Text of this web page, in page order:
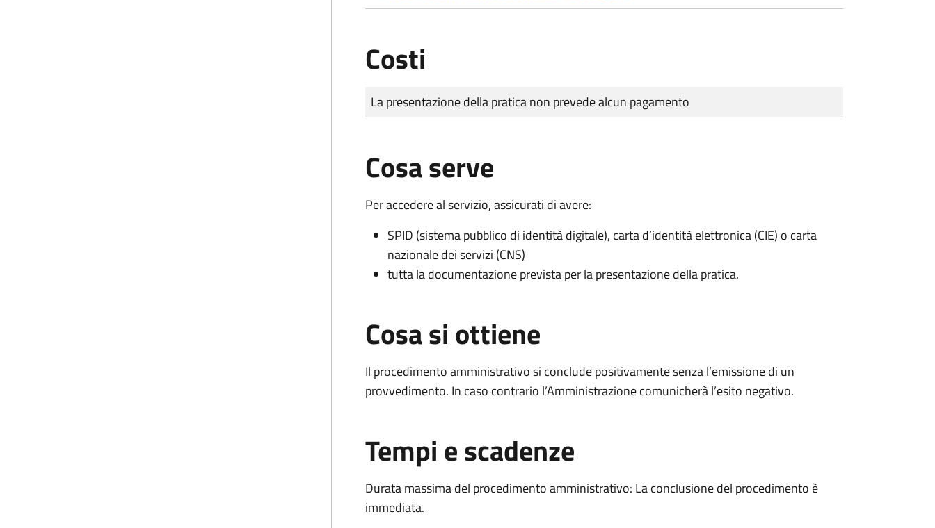
Costi
Tipo di pagamento
Importo
La presentazione della pratica non prevede alcun pagamento
Cosa serve
Per accedere al servizio, assicurati di avere:
SPID (sistema pubblico di identità digitale), carta d’identità elettronica (CIE) o carta
nazionale dei servizi (CNS)
tutta la documentazione prevista per la presentazione della pratica.
Cosa si ottiene
Il procedimento amministrativo si conclude positivamente senza l’emissione di un
provvedimento. In caso contrario l’Amministrazione comunicherà l’esito negativo.
Tempi e scadenze
Durata massima del procedimento amministrativo: La conclusione del procedimento è
immediata.